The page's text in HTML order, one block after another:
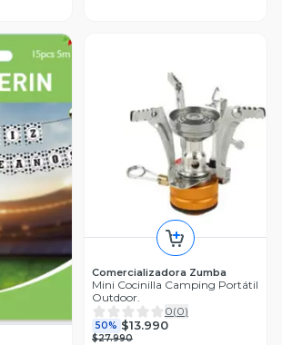
Comercializadora Zumba
Mini Cocinilla Camping Portátil
Outdoor.
0(0)
50% $13.990
$27.990